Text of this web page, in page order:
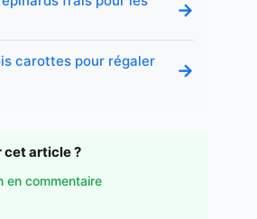
→
carottes pour régaler
→
cet article ?
en commentaire